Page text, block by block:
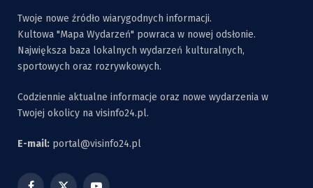
Twoje nowe źródło wiarygodnych informacji.
Kultowa "Mapa Wydarzeń" powraca w nowej odsłonie.
Największa baza lokalnych wydarzeń kulturalnych,
sportowych oraz rozrywkowych.
Codziennie aktualne informacje oraz nowe wydarzenia w
Twojej okolicy na visinfo24.pl.
E-mail: portal@visinfo24.pl